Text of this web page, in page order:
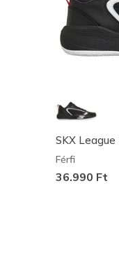
SKX League
Férfi
36.990 Ft